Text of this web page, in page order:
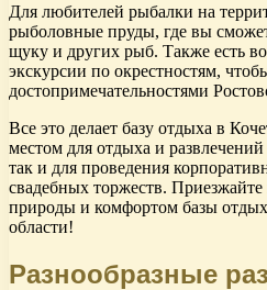
Для любителей рыбалки на
рыболовные пруды, где вы
щуку и других рыб. Также есть
экскурсии по окрестностям,
достопримечательностями
Все это делает базу отдыха в
местом для отдыха и
так и для проведения
свадебных торжеств. Приезжайте
природы и комфортом базы
области!
Разнообразные